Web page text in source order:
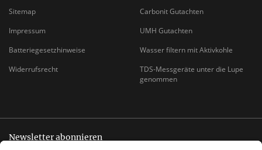
Sitemap
Impressum
Batteriegesetzhinweise
Widerrufsrecht
Carbonit Gutachten
UMH Gutachten
Wasser filtern mit Aktivkohle
TDS-Messgeräte unter die Lupe
genommen
Newsletter abonnieren